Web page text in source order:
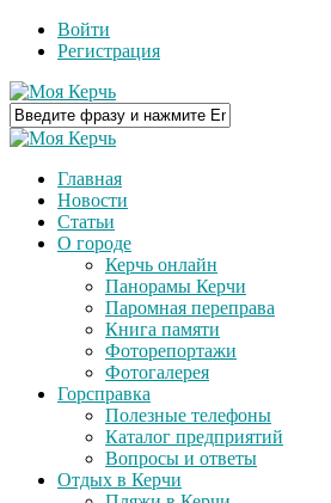
Войти
Регистрация
Главная
Новости
Статьи
О городе
Керчь онлайн
Панорамы Керчи
Паромная переправа
Книга памяти
Фоторепортажи
Фотогалерея
Горсправка
Полезные телефоны
Каталог предприятий
Вопросы и ответы
Отдых в Керчи